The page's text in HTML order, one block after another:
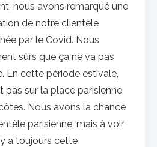
nous avons remarqué une
de notre clientèle
par le Covid. Nous
sûrs que ça ne va pas
En cette période estivale,
pas sur la place parisienne,
Nous avons la chance
parisienne, mais à voir
a toujours cette